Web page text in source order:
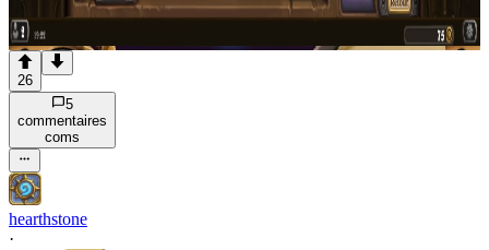
26
5
commentaires
coms
hearthstone
·